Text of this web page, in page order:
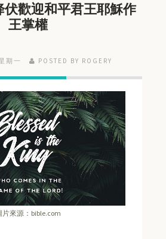
伏歡迎和平君王耶穌作
王掌權
期一 POSTED BY ROGERY
片來源：bible.com